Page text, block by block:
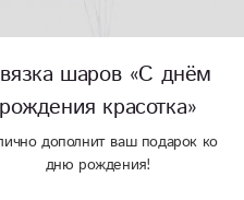
шаров «С днём
рождения красотка»
дополнит ваш подарок ко
дню рождения!